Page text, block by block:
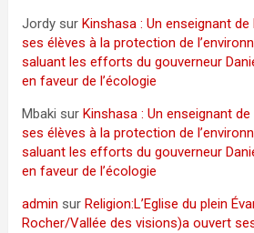
Jordy surKinshasa : Un enseignant
ses élèves à la protection de
saluant les efforts du gouverneur
en faveur de l’écologie
Mbaki surKinshasa : Un enseignant
ses élèves à la protection de
saluant les efforts du gouverneur
en faveur de l’écologie
admin surReligion:L’Eglise du plein
Rocher/Vallée des visions)a ouvert